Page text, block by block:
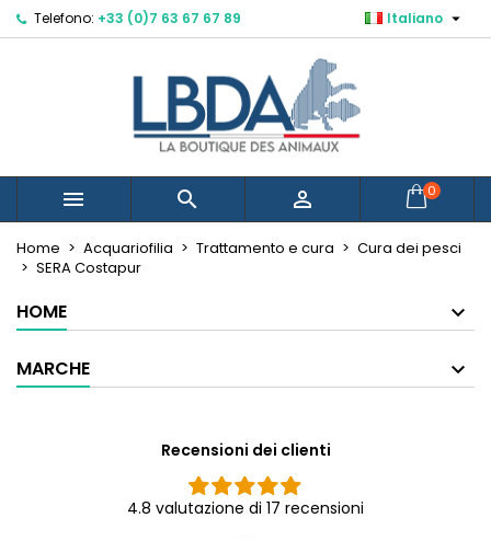
Telefono: +33 (0)7 63 67 67 89 Italiano 
   0
Home Acquariofilia Trattamento e cura
Cura dei pesci
SERA Costapur
HOME
MARCHE
Recensioni dei clienti
4.8 valutazione di 17 recensioni
Mes listes d'envies ×
add_circle_outline Créer une nouvelle liste
Crea lista dei desideri ×
Nome lista dei desideri
Annulla Crea lista dei desideri
Accedi ×
Devi avere effettuato l'accesso per salvare dei
prodotti nella tua lista dei desideri.
Annulla Accedi